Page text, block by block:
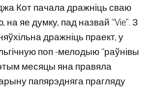
Кот пачала дражніць сваю
на яе думку, пад назвай “Vie”. З
дражніць праект, у
поп -мелодыю “раўнівы
месяцы яна правяла
папярэдняга прагляду